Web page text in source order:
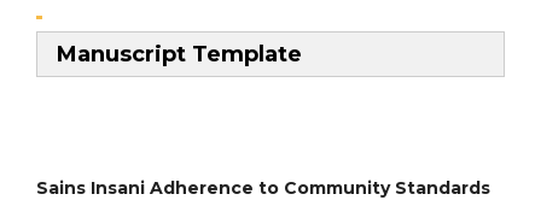
Manuscript Template
Sains Insani Adherence to Community Standards